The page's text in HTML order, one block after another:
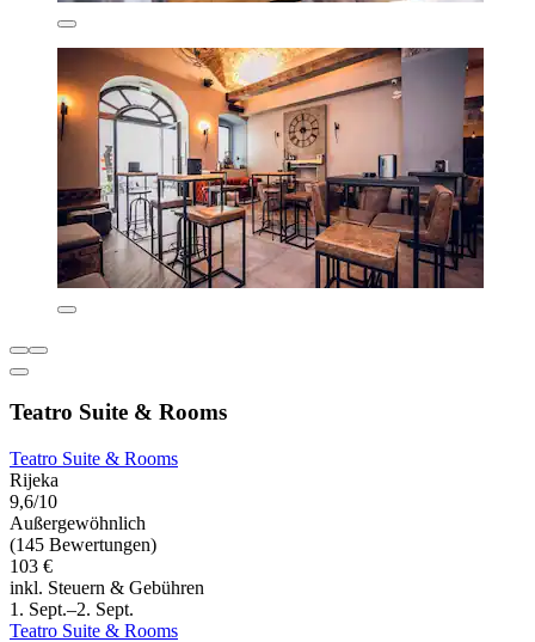
Teatro Suite & Rooms
Teatro Suite & Rooms
Rijeka
9,6/10
Außergewöhnlich
(145 Bewertungen)
103 €
inkl. Steuern & Gebühren
1. Sept.–2. Sept.
Teatro Suite & Rooms